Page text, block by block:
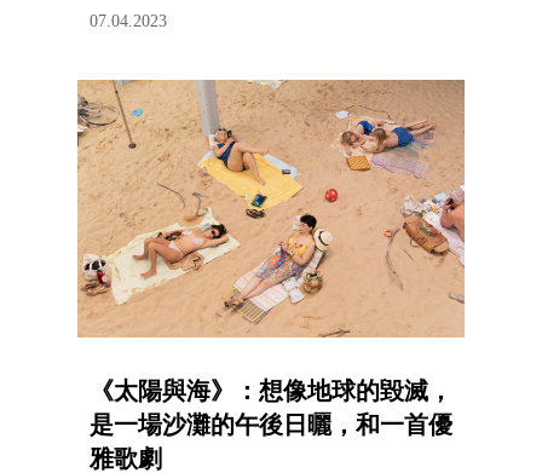
07.04.2023
《太陽與海》：想像地球的毀滅，
是一場沙灘的午後日曬，和一首優
雅歌劇